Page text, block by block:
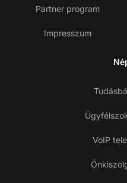
Partner program
Impresszum
VoIP